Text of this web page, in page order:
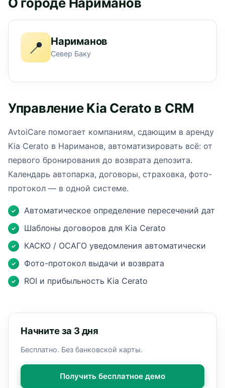
📍 Нариманов
Север Баку
Управление Kia Cerato в CRM
AvtoiCare помогает компаниям, сдающим в аренду
Kia Cerato в Нариманов, автоматизировать всё: от
первого бронирования до возврата депозита.
Календарь автопарка, договоры, страховка, фото-
протокол — в одной системе.
✓ Автоматическое определение пересечений дат
✓ Шаблоны договоров для Kia Cerato
✓ КАСКО / ОСАГО уведомления автоматически
✓ Фото-протокол выдачи и возврата
✓ ROI и прибыльность Kia Cerato
Начните за 3 дня
Бесплатно. Без банковской карты.
Получить бесплатное демо